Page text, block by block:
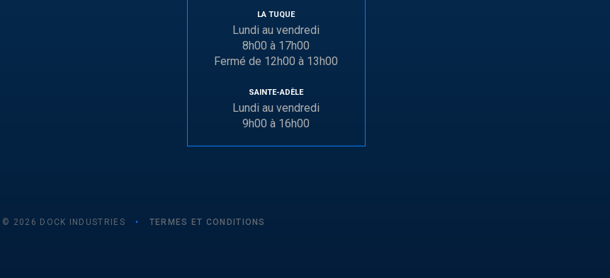
LA TUQUE
Lundi au vendredi
8h00 à 17h00
Fermé de 12h00 à 13h00
SAINTE-ADÈLE
Lundi au vendredi
9h00 à 16h00
© 2026 DOCK INDUSTRIES • TERMES ET CONDITIONS